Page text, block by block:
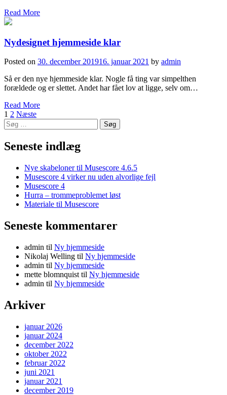
Read More
Nydesignet hjemmeside klar
Posted on 30. december 201916. januar 2021 by admin
Så er den nye hjemmeside klar. Nogle få ting var simpelthen
forældede og er slettet. Andet har fået lov at ligge, selv om…
Read More
Indlægsinddeling
1 2 Næste
Søg
efter:
Seneste indlæg
Nye skabeloner til Musescore 4.6.5
Musescore 4 virker nu uden alvorlige fejl
Musescore 4
Hurra – trommeproblemet løst
Materiale til Musescore
Seneste kommentarer
admin til Ny hjemmeside
Nikolaj Welling til Ny hjemmeside
admin til Ny hjemmeside
mette blomnquist til Ny hjemmeside
admin til Ny hjemmeside
Arkiver
januar 2026
januar 2024
december 2022
oktober 2022
februar 2022
juni 2021
januar 2021
december 2019